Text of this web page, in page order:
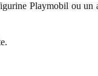
Playmobil ou un